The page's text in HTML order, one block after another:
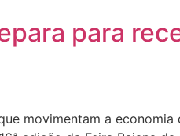
para
movimentam a